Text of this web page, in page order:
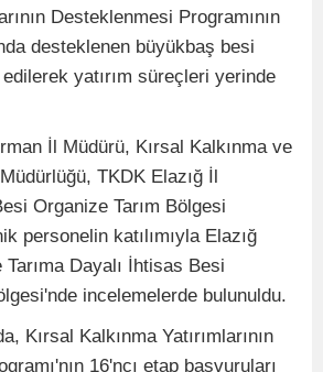
Desteklenmesi Programının
desteklenen büyükbaş besi
yatırım süreçleri yerinde
İl Müdürü, Kırsal Kalkınma ve
TKDK Elazığ İl
Organize Tarım Bölgesi
personelin katılımıyla Elazığ
Dayalı İhtisas Besi
incelemelerde bulunuldu.
Kırsal Kalkınma Yatırımlarının
16'ncı etap başvuruları